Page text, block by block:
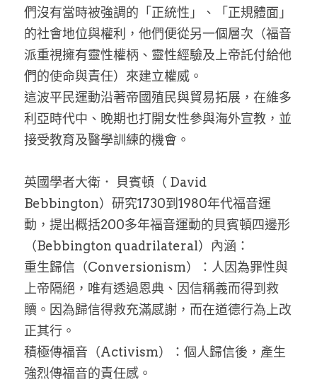
們沒有當時被強調的「正統性」、「正規體面」
的社會地位與權利，他們便從另一個層次（福音
派重視擁有靈性權柄、靈性經驗及上帝託付給他
們的使命與責任）來建立權威。
這波平民運動沿著帝國殖民與貿易拓展，在維多
利亞時代中、晚期也打開女性參與海外宣教，並
接受教育及醫學訓練的機會。
英國學者大衛． 貝賓頓（ David
Bebbington）研究1730到1980年代福音運
動，提出概括200多年福音運動的貝賓頓四邊形
（Bebbington quadrilateral）內涵：
重生歸信（Conversionism）：人因為罪性與
上帝隔絕，唯有透過恩典、因信稱義而得到救
贖。因為歸信得救充滿感謝，而在道德行為上改
正其行。
積極傳福音（Activism）：個人歸信後，產生
強烈傳福音的責任感。